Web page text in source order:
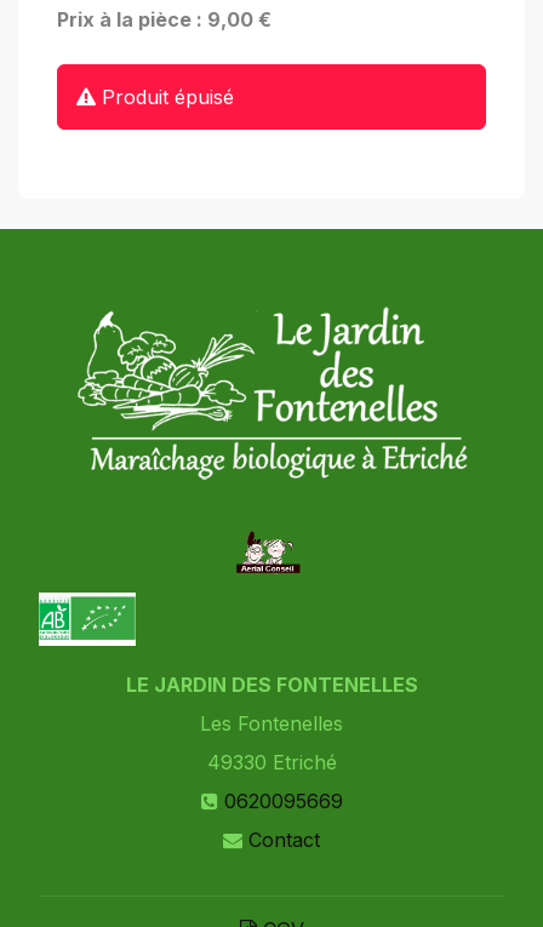
Prix à la pièce : 9,00 €
Produit épuisé
LE JARDIN DES FONTENELLES
Les Fontenelles
49330 Etriché
0620095669
Contact